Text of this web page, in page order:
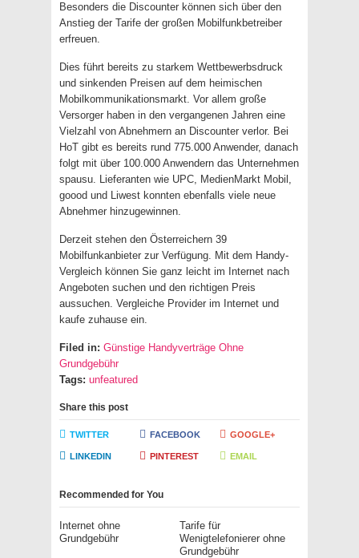
Besonders die Discounter können sich über den
Anstieg der Tarife der großen Mobilfunkbetreiber
erfreuen.
Dies führt bereits zu starkem Wettbewerbsdruck
und sinkenden Preisen auf dem heimischen
Mobilkommunikationsmarkt. Vor allem große
Versorger haben in den vergangenen Jahren eine
Vielzahl von Abnehmern an Discounter verlor. Bei
HoT gibt es bereits rund 775.000 Anwender, danach
folgt mit über 100.000 Anwendern das Unternehmen
spausu. Lieferanten wie UPC, MedienMarkt Mobil,
goood und Liwest konnten ebenfalls viele neue
Abnehmer hinzugewinnen.
Derzeit stehen den Österreichern 39
Mobilfunkanbieter zur Verfügung. Mit dem Handy-
Vergleich können Sie ganz leicht im Internet nach
Angeboten suchen und den richtigen Preis
aussuchen. Vergleiche Provider im Internet und
kaufe zuhause ein.
Filed in: Günstige Handyverträge Ohne
Grundgebühr
Tags: unfeatured
Share this post
TWITTER FACEBOOK GOOGLE+
LINKEDIN PINTEREST EMAIL
Recommended for You
Internet ohne
Grundgebühr
Tarife für
Wenigtelefonierer ohne
Grundgebühr